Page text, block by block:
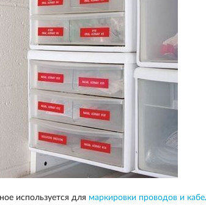
используется для маркировки проводов и